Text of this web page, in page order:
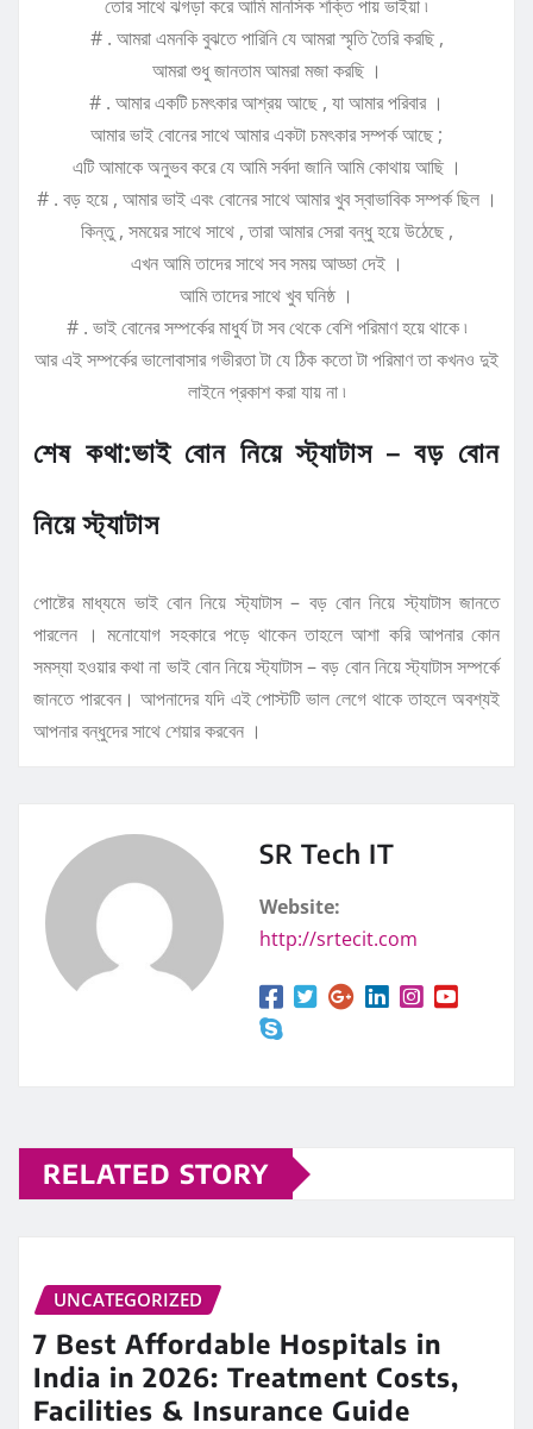
তোর সাথে ঝগড়া করে আমি মানসিক শক্তি পায় ভাইয়া ৷
# . আমরা এমনকি বুঝতে পারিনি যে আমরা স্মৃতি তৈরি করছি ,
আমরা শুধু জানতাম আমরা মজা করছি ।
# . আমার একটি চমৎকার আশ্রয় আছে , যা আমার পরিবার ।
আমার ভাই বোনের সাথে আমার একটা চমৎকার সম্পর্ক আছে ;
এটি আমাকে অনুভব করে যে আমি সর্বদা জানি আমি কোথায় আছি ।
# . বড় হয়ে , আমার ভাই এবং বোনের সাথে আমার খুব স্বাভাবিক সম্পর্ক ছিল ।
কিন্তু , সময়ের সাথে সাথে , তারা আমার সেরা বন্ধু হয়ে উঠেছে ,
এখন আমি তাদের সাথে সব সময় আড্ডা দেই ।
আমি তাদের সাথে খুব ঘনিষ্ঠ ।
# . ভাই বোনের সম্পর্কের মাধুর্য টা সব থেকে বেশি পরিমাণ হয়ে থাকে ৷
আর এই সম্পর্কের ভালোবাসার গভীরতা টা যে ঠিক কতো টা পরিমাণ তা কখনও দুই
লাইনে প্রকাশ করা যায় না ৷
শেষ কথা:ভাই বোন নিয়ে স্ট্যাটাস – বড় বোন
নিয়ে স্ট্যাটাস
পোষ্টের মাধ্যমে ভাই বোন নিয়ে স্ট্যাটাস – বড় বোন নিয়ে স্ট্যাটাস জানতে
পারলেন । মনোযোগ সহকারে পড়ে থাকেন তাহলে আশা করি আপনার কোন
সমস্যা হওয়ার কথা না ভাই বোন নিয়ে স্ট্যাটাস – বড় বোন নিয়ে স্ট্যাটাস সম্পর্কে
জানতে পারবেন। আপনাদের যদি এই পোস্টটি ভাল লেগে থাকে তাহলে অবশ্যই
আপনার বন্ধুদের সাথে শেয়ার করবেন ।
SR Tech IT
Website:
http://srtecit.com
RELATED STORY
UNCATEGORIZED
7 Best Affordable Hospitals in
India in 2026: Treatment Costs,
Facilities & Insurance Guide